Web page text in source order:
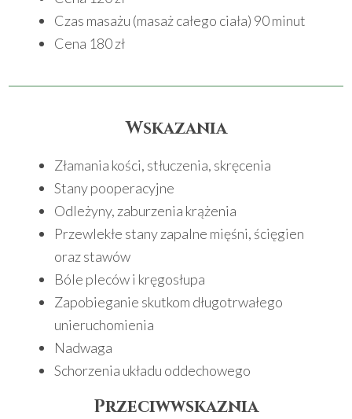
Czas masażu (masaż całego ciała) 90 minut
Cena 180 zł
Wskazania
Złamania kości, stłuczenia, skręcenia
Stany pooperacyjne
Odleżyny, zaburzenia krążenia
Przewlekłe stany zapalne mięśni, ścięgien
oraz stawów
Bóle pleców i kręgosłupa
Zapobieganie skutkom długotrwałego
unieruchomienia
Nadwaga
Schorzenia układu oddechowego
Przeciwwskaznia